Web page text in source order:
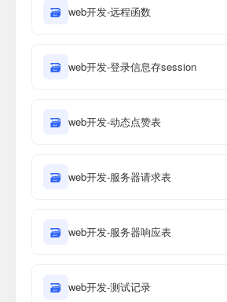
🗃 web开发-远程函数
🗃 web开发-登录信息存session
🗃 web开发-动态点赞表
🗃 web开发-服务器请求表
🗃 web开发-服务器响应表
🗃 web开发-测试记录